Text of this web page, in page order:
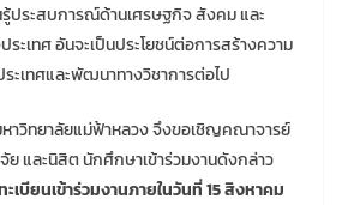
ประสบการณ์ด้านเศรษฐกิจ สังคม และ
ระเทศ อันจะเป็นประโยชน์ต่อการสร้างความ
ะเทศและพัฒนาทางวิชาการต่อไป
แม่ฟ้าหลวง จึงขอเชิญคณาจารย์
ย และนิสิต นักศึกษาเข้าร่วมงานดังกล่าว
เบียนเข้าร่วมงานภายในวันที่ 15 สิงหาคม